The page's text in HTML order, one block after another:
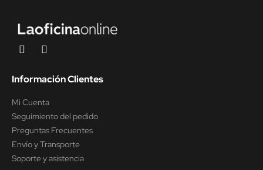
Información Clientes
Mi Cuenta
Seguimiento del pedido
Preguntas Frecuentes
Envío y Transporte
Soporte y asistencia